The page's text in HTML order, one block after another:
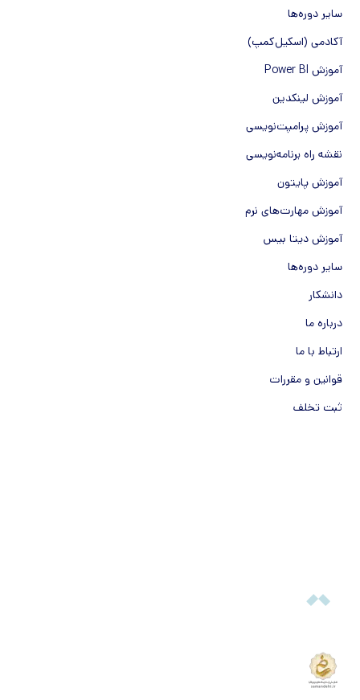
سایر دوره‌ها
آکادمی (اسکیل‌کمپ)
آموزش Power BI
آموزش لینکدین
آموزش پرامپت‌نویسی
نقشه راه برنامه‌نویسی
آموزش پایتون
آموزش مهارت‌های نرم
آموزش دیتا بیس
سایر دوره‌ها
دانشکار
درباره ما
ارتباط با ما
قوانین و مقررات
ثبت تخلف